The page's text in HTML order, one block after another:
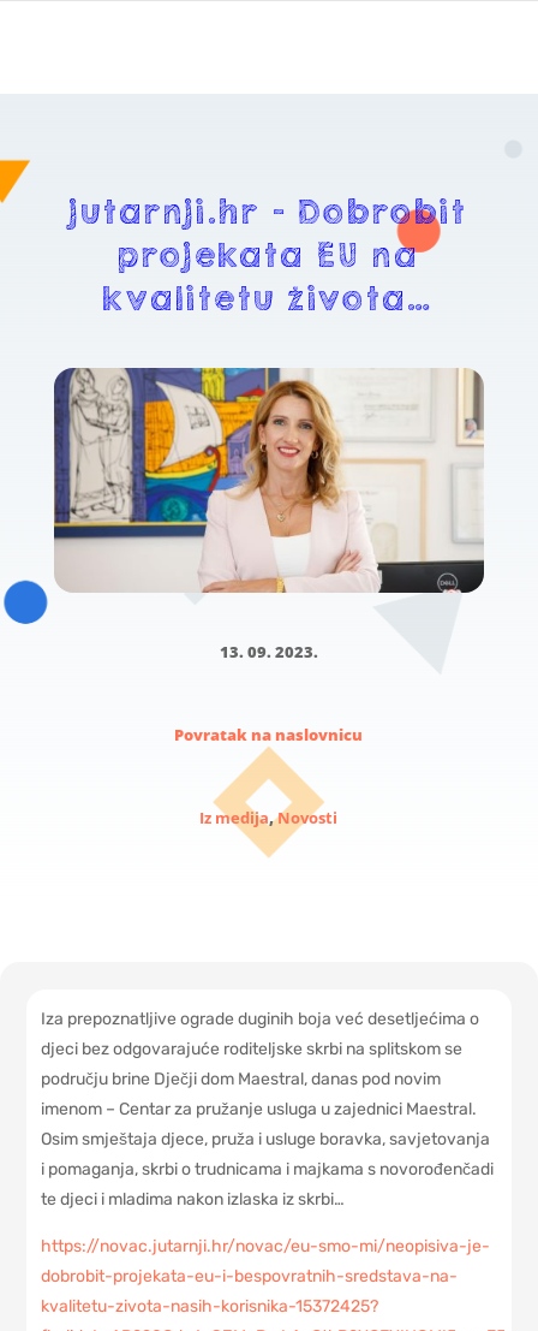
jutarnji.hr – Dobrobit
projekata EU na
kvalitetu života…
13. 09. 2023.
Povratak na naslovnicu
Iz medija,Novosti
Iza prepoznatljive ograde duginih boja već desetljećima o
djeci bez odgovarajuće roditeljske skrbi na splitskom se
području brine Dječji dom Maestral, danas pod novim
imenom – Centar za pružanje usluga u zajednici Maestral.
Osim smještaja djece, pruža i usluge boravka, savjetovanja
i pomaganja, skrbi o trudnicama i majkama s novorođenčadi
te djeci i mladima nakon izlaska iz skrbi…
https://novac.jutarnji.hr/novac/eu-smo-mi/neopisiva-je-
dobrobit-projekata-eu-i-bespovratnih-sredstava-na-
kvalitetu-zivota-nasih-korisnika-15372425?